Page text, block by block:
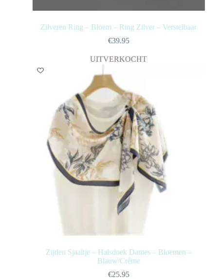
Zilveren Ring – Bloem – Ring Zilver – Verstelbaar
€39.95
UITVERKOCHT
Zijden Sjaaltje – Halsdoek Dames – Bloemen –
Blauw/Crème
€25.95